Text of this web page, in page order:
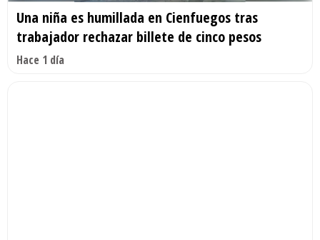
Una niña es humillada en Cienfuegos tras
trabajador rechazar billete de cinco pesos
Hace 1 día